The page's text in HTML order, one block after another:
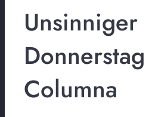
Unsinniger
Columna